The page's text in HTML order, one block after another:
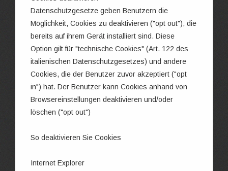
Datenschutzgesetze geben Benutzern die
Möglichkeit, Cookies zu deaktivieren ("opt out"), die
bereits auf ihrem Gerät installiert sind. Diese
Option gilt für "technische Cookies" (Art. 122 des
italienischen Datenschutzgesetzes) und andere
Cookies, die der Benutzer zuvor akzeptiert ("opt
in") hat. Der Benutzer kann Cookies anhand von
Browsereinstellungen deaktivieren und/oder
löschen ("opt out")
So deaktivieren Sie Cookies
Internet Explorer